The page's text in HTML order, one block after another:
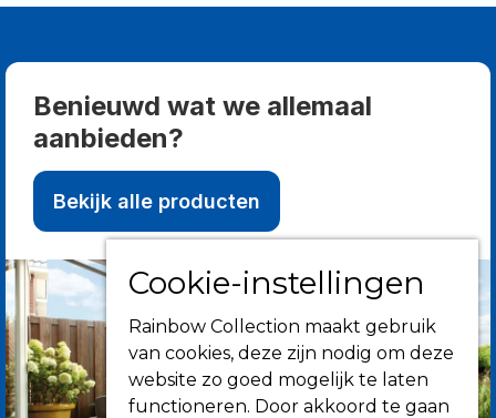
Benieuwd wat we allemaal
aanbieden?
Bekijk alle producten
Cookie-instellingen
Rainbow Collection maakt gebruik
van cookies, deze zijn nodig om deze
website zo goed mogelijk te laten
functioneren. Door akkoord te gaan